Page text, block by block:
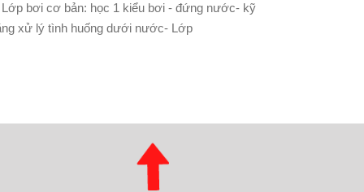
Lớp bơi cơ bản: học 1 kiểu bơi - đứng nước- kỹ
xử lý tình huống dưới nước- Lớp